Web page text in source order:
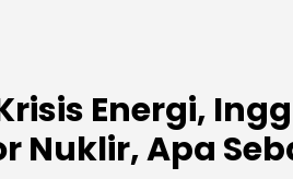
Energi,
Nuklir, Apa